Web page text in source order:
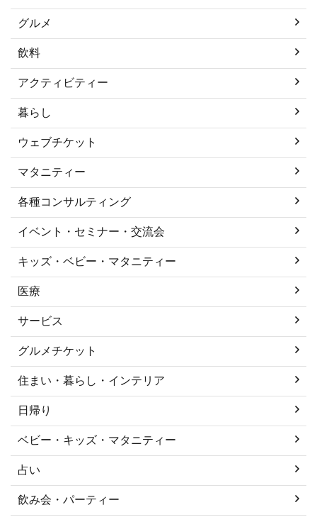
グルメ
飲料
アクティビティー
暮らし
ウェブチケット
マタニティー
各種コンサルティング
イベント・セミナー・交流会
キッズ・ベビー・マタニティー
医療
サービス
グルメチケット
住まい・暮らし・インテリア
日帰り
ベビー・キッズ・マタニティー
占い
飲み会・パーティー